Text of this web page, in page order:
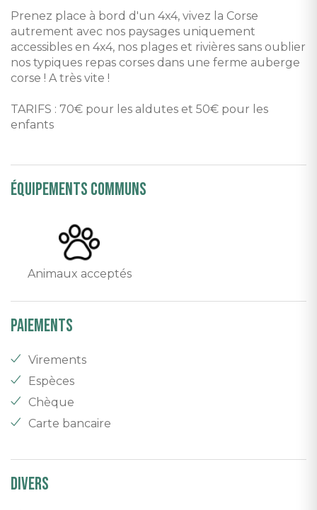
Prenez place à bord d'un 4x4, vivez la Corse
autrement avec nos paysages uniquement
accessibles en 4x4, nos plages et rivières sans oublier
nos typiques repas corses dans une ferme auberge
corse ! A très vite !
TARIFS : 70€ pour les aldutes et 50€ pour les
enfants
équipements communs
Animaux acceptés
Paiements
Virements
Espèces
Chèque
Carte bancaire
Divers